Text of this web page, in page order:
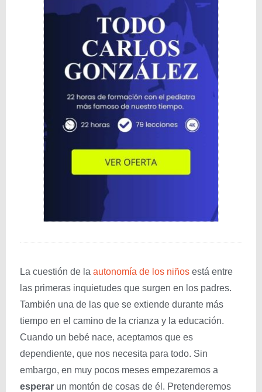
La cuestión de la autonomía de los niños está entre
las primeras inquietudes que surgen en los padres.
También una de las que se extiende durante más
tiempo en el camino de la crianza y la educación.
Cuando un bebé nace, aceptamos que es
dependiente, que nos necesita para todo. Sin
embargo, en muy pocos meses empezaremos a
esperar un montón de cosas de él. Pretenderemos